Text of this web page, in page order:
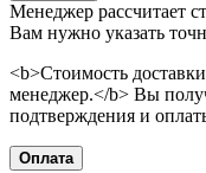
Менеджер рассчитает
Вам нужно указать
<b>Стоимость
менеджер.</b> Вы
подтверждения и
Оплата